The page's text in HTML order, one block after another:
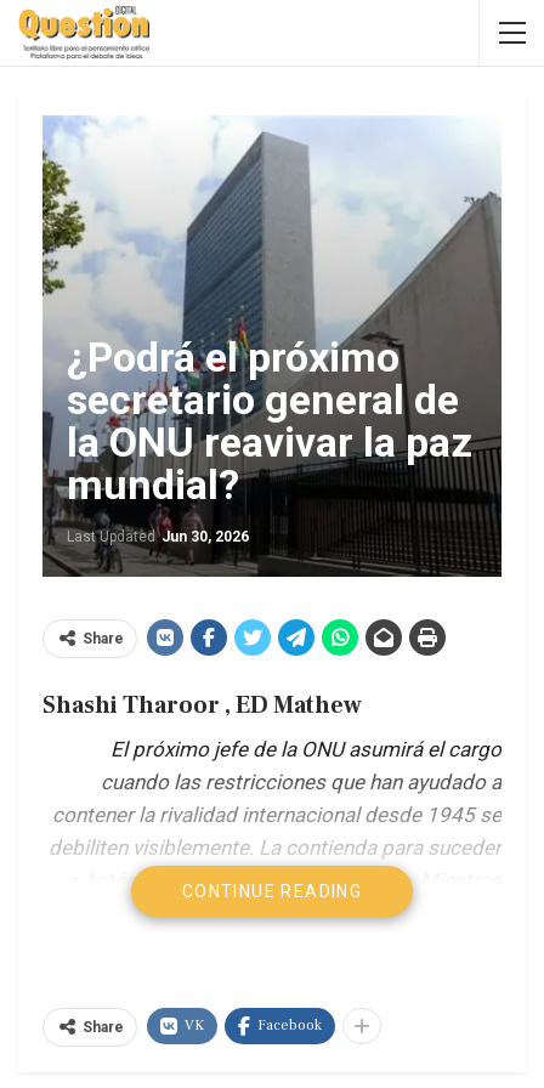
¿Podrá el próximo
secretario general de
la ONU reavivar la paz
mundial?
Last UpdatedJun 30, 2026
Share
Shashi Tharoor ,ED Mathew
El próximo jefe de la ONU asumirá el cargo
cuando las restricciones que han ayudado a
contener la rivalidad internacional desde 1945 se
debiliten visiblemente. La contienda para suceder
a António Guterres ya está en marcha. Mientras
los candidatos presentan sus propuestas, la
Dag Hammarskjöld, segundo secretario general
CONTINUE READING
Share VK Facebook